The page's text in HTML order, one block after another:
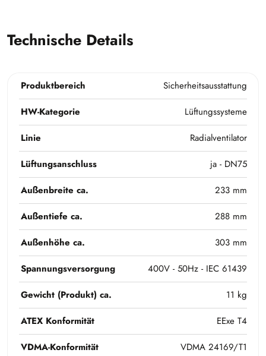
Technische Details
Produktbereich
Sicherheitsausstattung
HW-Kategorie
Lüftungssysteme
Linie
Radialventilator
Lüftungsanschluss
ja - DN75
Außenbreite ca.
233 mm
Außentiefe ca.
288 mm
Außenhöhe ca.
303 mm
Spannungsversorgung
400V - 50Hz - IEC 61439
Gewicht (Produkt) ca.
11 kg
ATEX Konformität
EExe T4
VDMA-Konformität
VDMA 24169/T1